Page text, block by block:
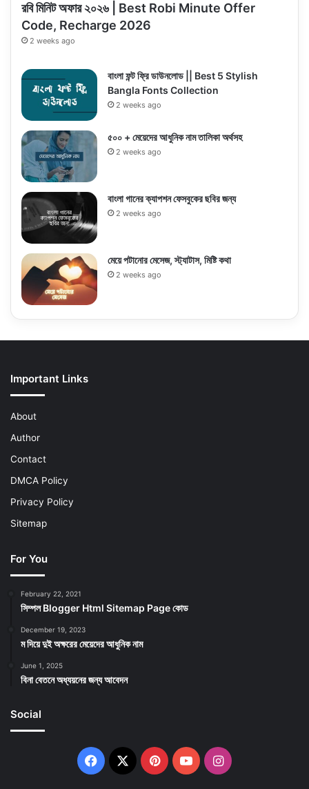
রবি মিনিট অফার ২০২৬ | Best Robi Minute Offer
Code, Recharge 2026
2 weeks ago
বাংলা ফন্ট ফ্রি ডাউনলোড || Best 5 Stylish
Bangla Fonts Collection
2 weeks ago
৫০০ + মেয়েদের আধুনিক নাম তালিকা অর্থসহ
2 weeks ago
বাংলা গানের ক্যাপশন ফেসবুকের ছবির জন্য
2 weeks ago
মেয়ে পটানোর মেসেজ, স্ট্যাটাস, মিষ্টি কথা
2 weeks ago
Important Links
About
Author
Contact
DMCA Policy
Privacy Policy
Sitemap
For You
February 22, 2021
সিম্পল Blogger Html Sitemap Page কোড
December 19, 2023
ম দিয়ে দুই অক্ষরের মেয়েদের আধুনিক নাম
June 1, 2025
বিনা বেতনে অধ্যয়নের জন্য আবেদন
Social
Facebook
X PinterestYouTubeInstagram